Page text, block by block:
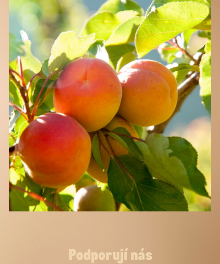
Podporují nás